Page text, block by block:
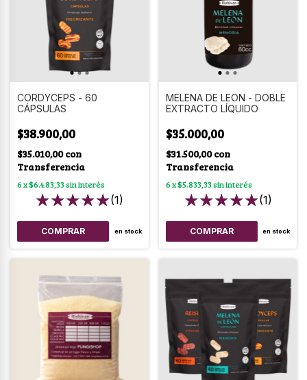
CORDYCEPS - 60
CÁPSULAS
$38.900,00
$35.010,00con
Transferencia
6x$6.483,33sin interés
(1)
en stock
MELENA DE LEON - DOBLE
EXTRACTO LÍQUIDO
$35.000,00
$31.500,00con
Transferencia
6x$5.833,33sin interés
(1)
en stock